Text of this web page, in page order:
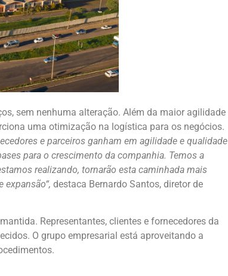
sem nenhuma alteração. Além da maior agilidade
uma otimização na logística para os negócios.
e parceiros ganham em agilidade e qualidade
para o crescimento da companhia. Temos a
realizando, tornarão esta caminhada mais
destaca Bernardo Santos, diretor de
Representantes, clientes e fornecedores da
O grupo empresarial está aproveitando a